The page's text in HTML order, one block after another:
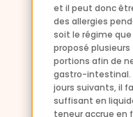
et il peut donc
des allergies
soit le régime
proposé
portions afin de
gastro-intestinal.
jours suivants, il
suffisant en
teneur accrue en